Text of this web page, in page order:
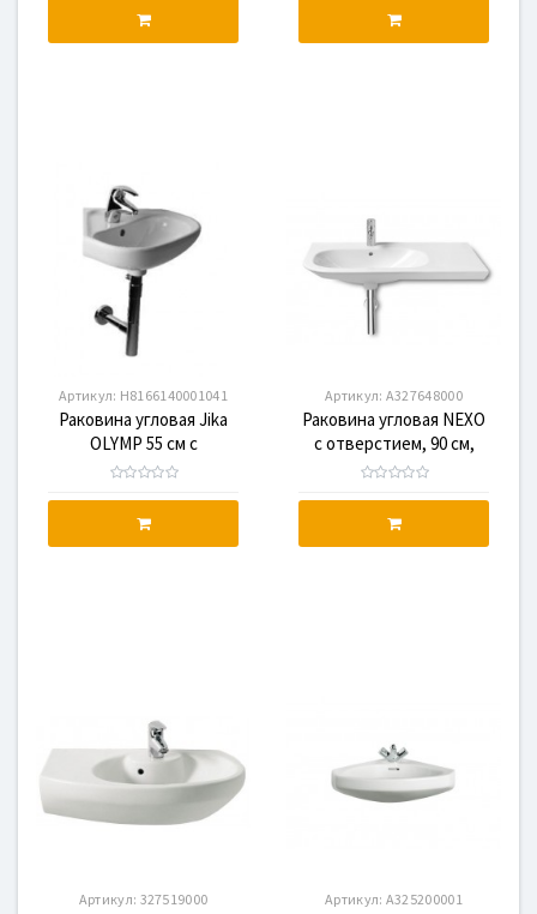
Артикул: H8166140001041
Раковина угловая Jika
OLYMP 55 см с
отверстием
Артикул: A327648000
Раковина угловая NEXO
с отверстием, 90 см,
правая
Артикул: 327519000 Артикул: A325200001